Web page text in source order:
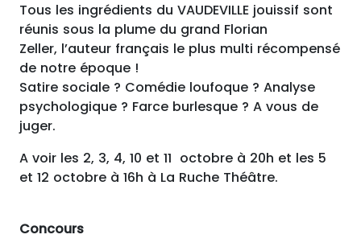
Tous les ingrédients du VAUDEVILLE jouissif sont
réunis sous la plume du grand Florian
Zeller, l’auteur français le plus multi récompensé
de notre époque !
Satire sociale ? Comédie loufoque ? Analyse
psychologique ? Farce burlesque ? A vous de
juger.
A voir les 2, 3, 4, 10 et 11 octobre à 20h et les 5
et 12 octobre à 16h à La Ruche Théâtre.
Concours